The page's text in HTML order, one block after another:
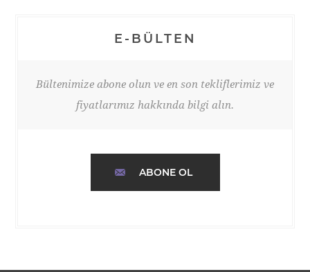
E-BÜLTEN
Bültenimize abone olun ve en son tekliflerimiz ve
fiyatlarımız hakkında bilgi alın.
ABONE OL